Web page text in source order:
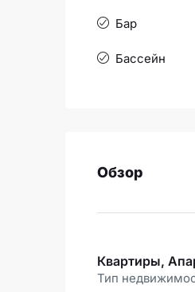
Бар
Бассейн
Обзор
Квартиры,
Тип